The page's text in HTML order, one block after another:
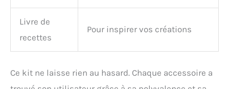
Livre de
recettes
Pour inspirer vos créations
Ce kit ne laisse rien au hasard. Chaque accessoire a